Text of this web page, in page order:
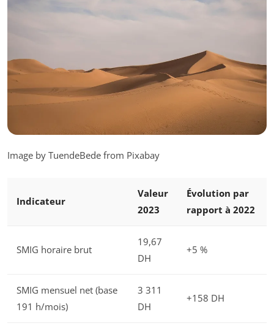
Image by TuendeBede from Pixabay
Indicateur
Valeur
2023
Évolution par
rapport à 2022
SMIG horaire brut
19,67
DH
+5 %
SMIG mensuel net (base
191 h/mois)
3 311
DH
+158 DH